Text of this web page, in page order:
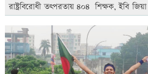
রাষ্ট্রবিরোধী তৎপরতায় ৪০৪ শিক্ষক, ইবি জিয়া